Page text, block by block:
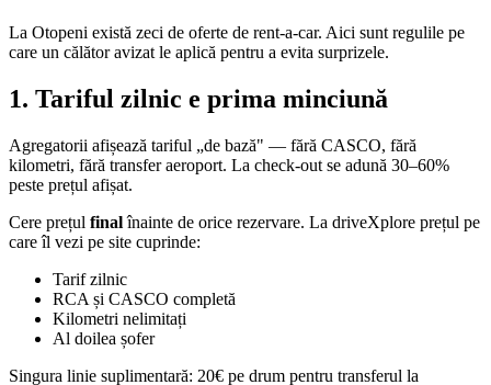
La Otopeni există zeci de oferte de rent-a-car. Aici sunt regulile pe
care un călător avizat le aplică pentru a evita surprizele.
1. Tariful zilnic e prima minciună
Agregatorii afișează tariful „de bază" — fără CASCO, fără
kilometri, fără transfer aeroport. La check-out se adună 30–60%
peste prețul afișat.
Cere prețul finalînainte de orice rezervare. La driveXplore prețul pe
care îl vezi pe site cuprinde:
Tarif zilnic
RCA și CASCO completă
Kilometri nelimitați
Al doilea șofer
Singura linie suplimentară: 20€ pe drum pentru transferul la